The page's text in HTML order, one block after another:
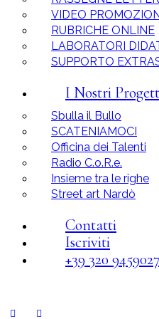
VIDEO
RUBRICHE ONLINE
LABORATORI
SUPPORTO
I Nostri
Sbulla il Bullo
SCATENIAMOCI
Officina dei Talenti
Radio C.o.R.e.
Insieme tra le righe
Street art Nardò
Contatti
Iscriviti
+39 320 9459027